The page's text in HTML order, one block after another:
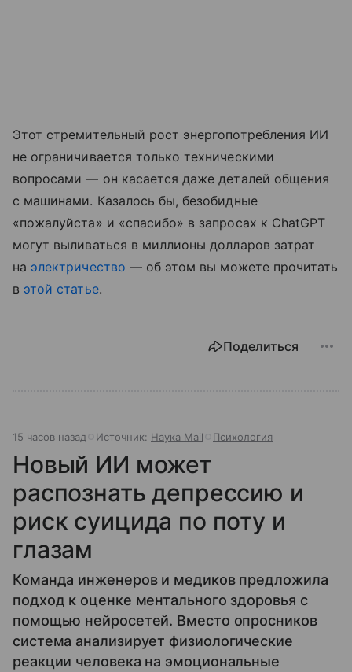
Этот стремительный рост энергопотребления ИИ
не ограничивается только техническими
вопросами — он касается даже деталей общения
с машинами. Казалось бы, безобидные
«пожалуйста» и «спасибо» в запросах к ChatGPT
могут выливаться в миллионы долларов затрат
на электричество — об этом вы можете прочитать
в этой статье.
Поделиться
15 часов назад Источник: Наука Mail Психология
Новый ИИ может
распознать депрессию и
риск суицида по поту и
глазам
Команда инженеров и медиков предложила
подход к оценке ментального здоровья с
помощью нейросетей. Вместо опросников
система анализирует физиологические
реакции человека на эмоциональные